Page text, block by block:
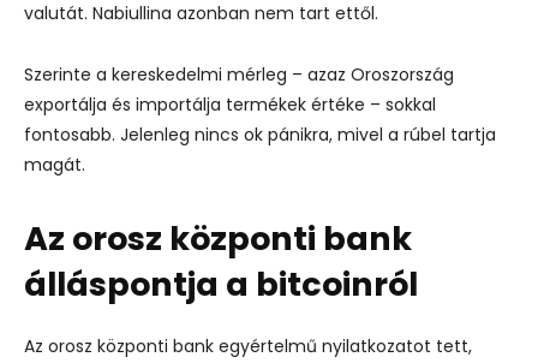
valutát. Nabiullina azonban nem tart ettől.
Szerinte a kereskedelmi mérleg – azaz Oroszország
exportálja és importálja termékek értéke – sokkal
fontosabb. Jelenleg nincs ok pánikra, mivel a rúbel tartja
magát.
Az orosz központi bank
álláspontja a bitcoinról
Az orosz központi bank egyértelmű nyilatkozatot tett,